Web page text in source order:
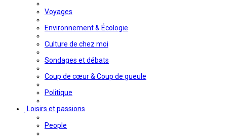
Voyages
Environnement & Écologie
Culture de chez moi
Sondages et débats
Coup de cœur & Coup de gueule
Politique
Loisirs et passions
People